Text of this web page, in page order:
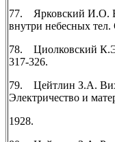
77. Ярковский И.О.
внутри небесных
78. Циолковский
317-326.
79. Цейтлин З.А.
Электричество и
1928.